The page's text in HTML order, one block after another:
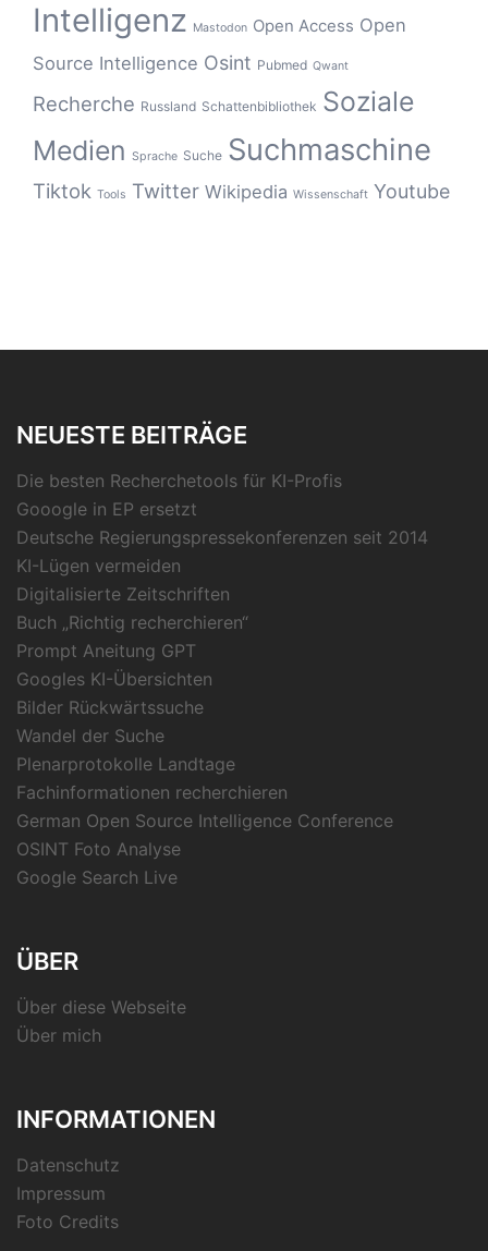
Intelligenz Mastodon Open Access Open
Source Intelligence Osint Pubmed Qwant
Recherche Russland Schattenbibliothek Soziale
Medien Sprache Suche Suchmaschine
Tiktok Tools Twitter Wikipedia Wissenschaft Youtube
NEUESTE BEITRÄGE
Die besten Recherchetools für KI-Profis
Gooogle in EP ersetzt
Deutsche Regierungspressekonferenzen seit 2014
KI-Lügen vermeiden
Digitalisierte Zeitschriften
Buch „Richtig recherchieren“
Prompt Aneitung GPT
Googles KI-Übersichten
Bilder Rückwärtssuche
Wandel der Suche
Plenarprotokolle Landtage
Fachinformationen recherchieren
German Open Source Intelligence Conference
OSINT Foto Analyse
Google Search Live
ÜBER
Über diese Webseite
Über mich
INFORMATIONEN
Datenschutz
Impressum
Foto Credits